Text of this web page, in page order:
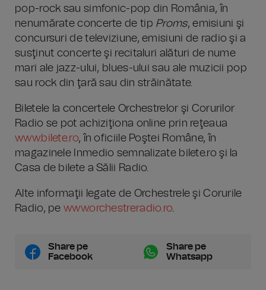
pop-rock sau simfonic-pop din România, în
nenumărate concerte de tip Proms, emisiuni şi
concursuri de televiziune, emisiuni de radio şi a
susţinut concerte şi recitaluri alături de nume
mari ale jazz-ului, blues-ului sau ale muzicii pop
sau rock din ţară sau din străinătate.
Biletele la concertele Orchestrelor şi Corurilor
Radio se pot achiziţiona online prin reţeaua
www.bilete.ro, în oficiile Poştei Române, în
magazinele Inmedio semnalizate bilete.ro şi la
Casa de bilete a Sălii Radio.
Alte informaţii legate de Orchestrele şi Corurile
Radio, pewww.orchestreradio.ro.
Share pe
Facebook
Share pe
Whatsapp